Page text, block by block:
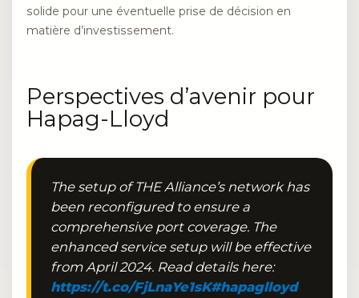
solide pour une éventuelle prise de décision en
matière d’investissement.
Perspectives d’avenir pour
Hapag-Lloyd
The setup of THE Alliance’s network has
been reconfigured to ensure a
comprehensive port coverage. The
enhanced service setup will be effective
from April 2024. Read details here:
https://t.co/FjLnaYe1sK#hapaglloyd